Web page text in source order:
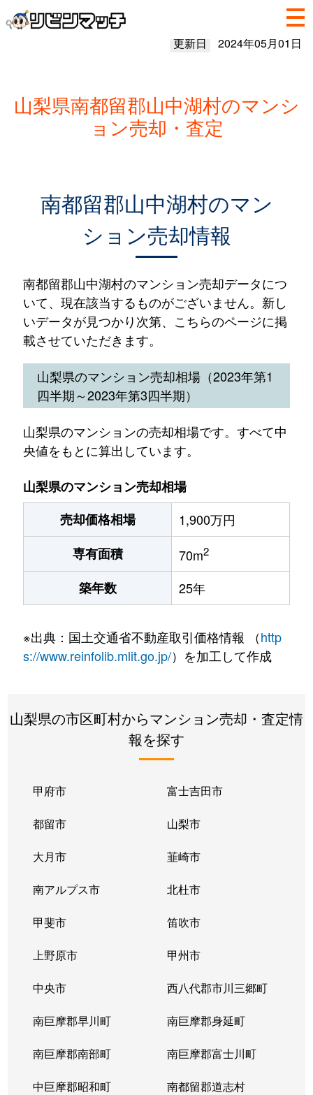
更新日 2024年05月01日
山梨県南都留郡山中湖村のマンシ
ョン売却・査定
南都留郡山中湖村のマン
ション売却情報
南都留郡山中湖村のマンション売却データにつ
いて、現在該当するものがございません。新し
いデータが見つかり次第、こちらのページに掲
載させていただきます。
山梨県のマンション売却相場（2023年第1
四半期～2023年第3四半期）
山梨県のマンションの売却相場です。すべて中
央値をもとに算出しています。
山梨県のマンション売却相場
売却価格相場
1,900万円
専有面積
70m2
築年数 25年
※出典：国土交通省不動産取引価格情報 （http
s://www.reinfolib.mlit.go.jp/）を加工して作成
山梨県の市区町村からマンション売却・査定情
報を探す
甲府市 富士吉田市
都留市 山梨市
大月市 韮崎市
南アルプス市 北杜市
甲斐市 笛吹市
上野原市 甲州市
中央市 西八代郡市川三郷町
南巨摩郡早川町 南巨摩郡身延町
南巨摩郡南部町 南巨摩郡富士川町
中巨摩郡昭和町 南都留郡道志村